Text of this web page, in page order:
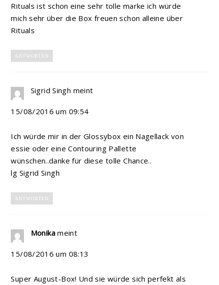
Rituals ist schon eine sehr tolle marke ich würde
mich sehr über die Box freuen schon alleine über
Rituals
ANTWORTEN
Sigrid Singh meint
15/08/2016 um 09:54
Ich würde mir in der Glossybox ein Nagellack von
essie oder eine Contouring Pallette
wünschen..danke für diese tolle Chance..
lg Sigrid Singh
ANTWORTEN
Monika meint
15/08/2016 um 08:13
Super August-Box! Und sie würde sich perfekt als